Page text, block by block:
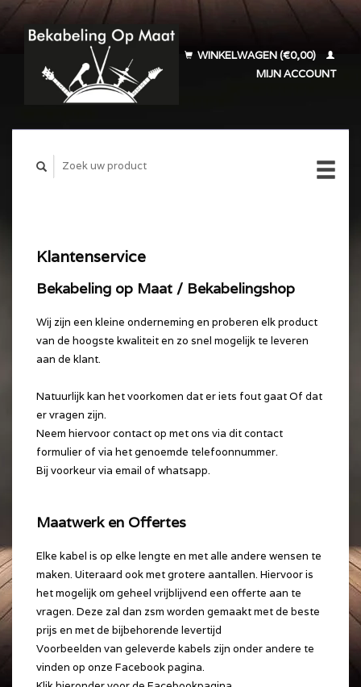
WINKELWAGEN (€0,00)
MIJN ACCOUNT
Klantenservice
Bekabeling op Maat / Bekabelingshop
Wij zijn een kleine onderneming en proberen elk product
van de hoogste kwaliteit en zo snel mogelijk te leveren
aan de klant.
Natuurlijk kan het voorkomen dat er iets fout gaat Of dat
er vragen zijn.
Neem hiervoor contact op met ons via dit contact
formulier of via het genoemde telefoonnummer.
Bij voorkeur via email of whatsapp.
Maatwerk en Offertes
Elke kabel is op elke lengte en met alle andere wensen te
maken. Uiteraard ook met grotere aantallen. Hiervoor is
het mogelijk om geheel vrijblijvend een offerte aan te
vragen. Deze zal dan zsm worden gemaakt met de beste
prijs en met de bijbehorende levertijd
Voorbeelden van geleverde kabels zijn onder andere te
vinden op onze Facebook pagina.